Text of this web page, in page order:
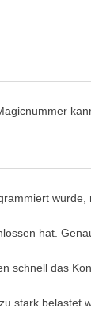
hat.
schnell das
stark belastet